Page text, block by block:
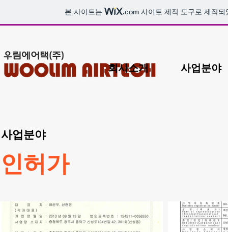
본 사이트는 .com 사이트 제작 도구로 제작
회사소개 사업분야
사업분야
인허가